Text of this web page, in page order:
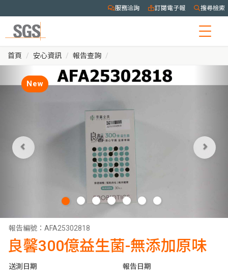
服務洽詢 訂閱電子報 搜尋檢索
首頁 安心資訊 報告查詢
New
報告編號： AFA25302818
良馨300億益生菌-無添加原味
送測日期 報告日期